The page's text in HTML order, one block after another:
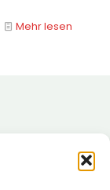
Mehr lesen